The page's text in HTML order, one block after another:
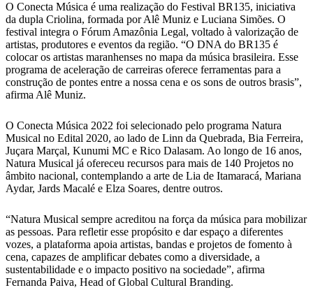
O Conecta Música é uma realização do Festival BR135, iniciativa
da dupla Criolina, formada por Alê Muniz e Luciana Simões. O
festival integra o Fórum Amazônia Legal, voltado à valorização de
artistas, produtores e eventos da região. “O DNA do BR135 é
colocar os artistas maranhenses no mapa da música brasileira. Esse
programa de aceleração de carreiras oferece ferramentas para a
construção de pontes entre a nossa cena e os sons de outros brasis”,
afirma Alê Muniz.
O Conecta Música 2022 foi selecionado pelo programa Natura
Musical no Edital 2020, ao lado de Linn da Quebrada, Bia Ferreira,
Juçara Marçal, Kunumi MC e Rico Dalasam. Ao longo de 16 anos,
Natura Musical já ofereceu recursos para mais de 140 Projetos no
âmbito nacional, contemplando a arte de Lia de Itamaracá, Mariana
Aydar, Jards Macalé e Elza Soares, dentre outros.
“Natura Musical sempre acreditou na força da música para mobilizar
as pessoas. Para refletir esse propósito e dar espaço a diferentes
vozes, a plataforma apoia artistas, bandas e projetos de fomento à
cena, capazes de amplificar debates como a diversidade, a
sustentabilidade e o impacto positivo na sociedade”, afirma
Fernanda Paiva, Head of Global Cultural Branding.